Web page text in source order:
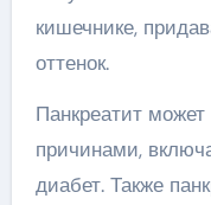
кишечнике,
оттенок.
Панкреатит
причинами,
диабет. Также